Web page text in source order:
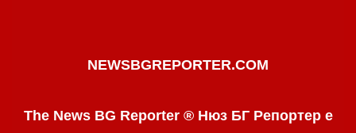
NEWSBGREPORTER.COM
The News BG Reporter ® Нюз БГ Репортер е